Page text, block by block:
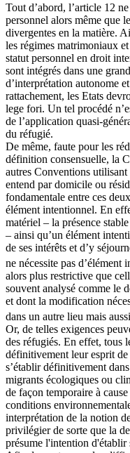
Tout d’abord, l’article 12
personnel alors même que
divergentes en la matière.
les régimes matrimoniaux
statut personnel en droit
sont intégrés dans une
d’interprétation autonome
rattachement, les Etats
lege fori. Un tel procédé
de l’application quasi-
du réfugié.
De même, faute pour les
définition consensuelle, la
autres Conventions
entend par domicile ou
fondamentale entre ces
élément intentionnel. En
matériel – la présence
– ainsi qu’un élément
de ses intérêts et d’y
ne nécessite pas d’élément
alors plus restrictive que
souvent analysé comme le
et dont la modification
dans un autre lieu mais
Or, de telles exigences
des réfugiés. En effet, tous
définitivement leur esprit de
s’établir définitivement
migrants écologiques ou
de façon temporaire à
conditions
interprétation de la notion
privilégier de sorte que la
présume l'intention d'établir